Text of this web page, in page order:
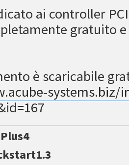
ai controller
gratuito e
è scaricabile
systems.biz/